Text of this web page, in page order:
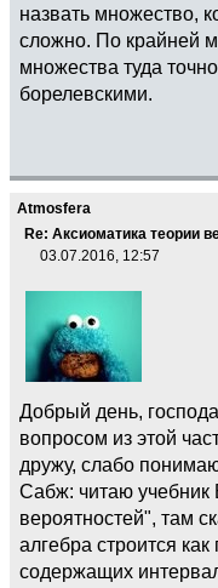
назвать множество,
сложно. По крайней
множества туда
борелевскими.
Atmosfera
Re: Аксиоматика теории
03.07.2016, 12:57
Добрый день,
вопросом из этой
дружу, слабо
Сабж: читаю учебник
вероятностей", там
алгебра строится
содержащих